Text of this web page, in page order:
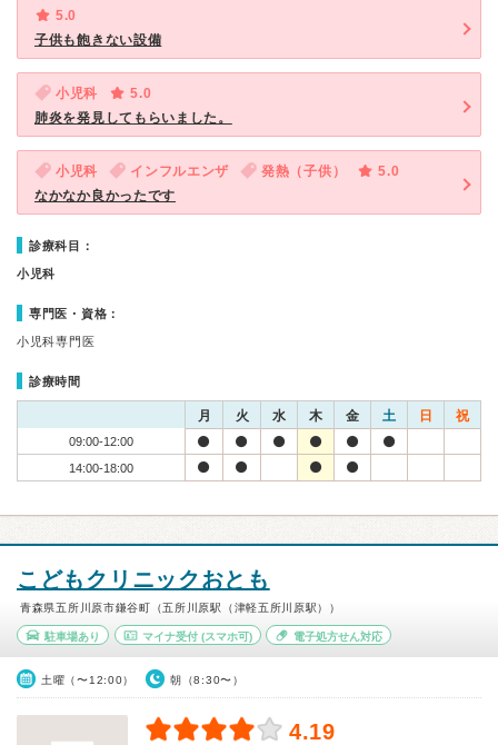
5.0
子供も飽きない設備
小児科
5.0
肺炎を発見してもらいました。
小児科 インフルエンザ 発熱（子供）
5.0
なかなか良かったです
診療科目：
小児科
専門医・資格：
小児科専門医
診療時間
月 火 水 木 金 土 日 祝
09:00-12:00
14:00-18:00
こどもクリニックおとも
青森県五所川原市鎌谷町（五所川原駅（津軽五所川原駅））
駐車場あり マイナ受付(スマホ可) 電子処方せん対応
土曜（〜12:00） 朝（8:30〜）
4.19